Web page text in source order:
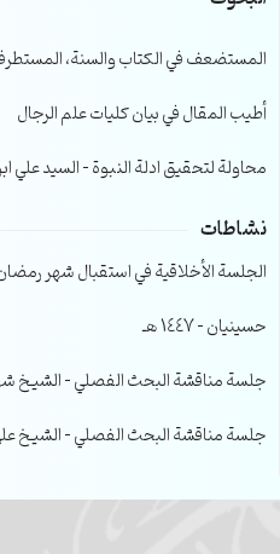
المستضعف في الكتاب والسنة،
أطيب المقال في بيان كليات علم الرجال
محاولة لتحقيق ادلة النبوة – السيد علي
نشاطات
الجلسة الأخلاقية في استقبال شهر
حسينيان – 1447 هـ
جلسة مناقشة البحث الفصلي – الشيخ شهيد
جلسة مناقشة البحث الفصلي – الشيخ علي